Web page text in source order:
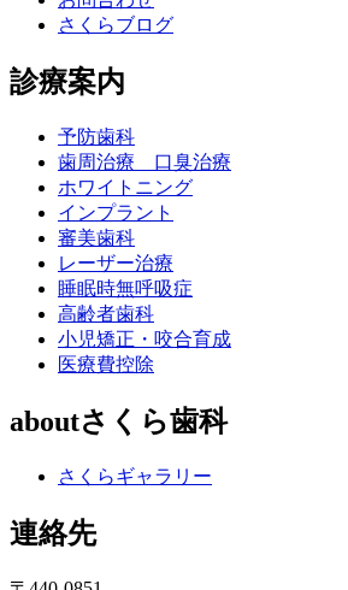
さくらブログ
診療案内
予防歯科
歯周治療 口臭治療
ホワイトニング
インプラント
審美歯科
レーザー治療
睡眠時無呼吸症
高齢者歯科
小児矯正・咬合育成
医療費控除
aboutさくら歯科
さくらギャラリー
連絡先